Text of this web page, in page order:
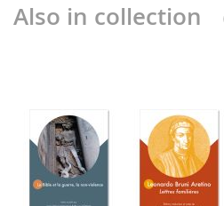
Also in collection